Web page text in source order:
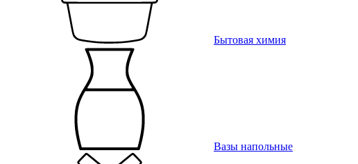
Бытовая химия
Вазы напольные